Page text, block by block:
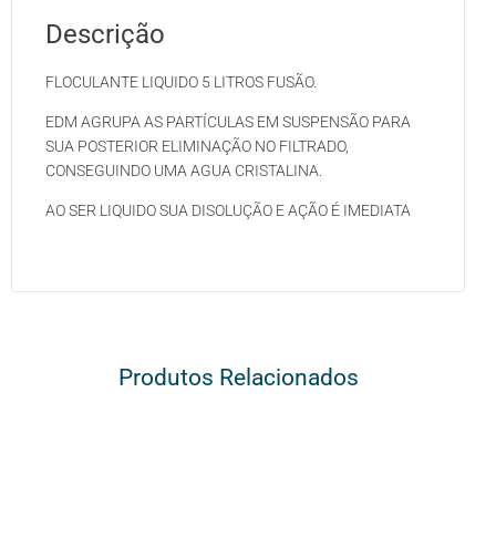
Descrição
FLOCULANTE LIQUIDO 5 LITROS FUSÃO.
EDM AGRUPA AS PARTÍCULAS EM SUSPENSÃO PARA
SUA POSTERIOR ELIMINAÇÃO NO FILTRADO,
CONSEGUINDO UMA AGUA CRISTALINA.
AO SER LIQUIDO SUA DISOLUÇÃO E AÇÃO É IMEDIATA
Produtos Relacionados